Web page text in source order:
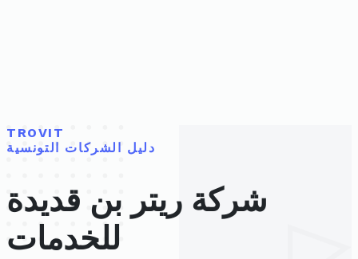
TROVIT
دليل الشركات التونسية
شركة ريتر بن قديدة
للخدمات